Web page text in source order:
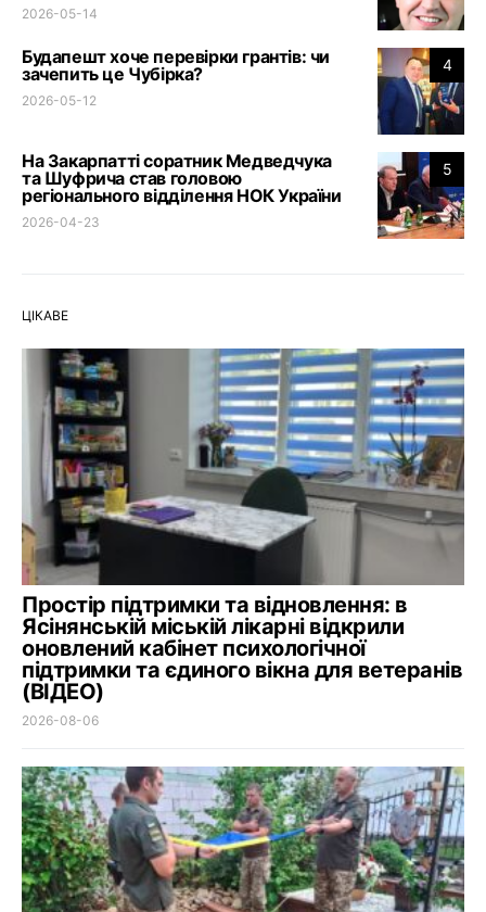
2026-05-14
4
Будапешт хоче перевірки грантів: чи
зачепить це Чубірка?
2026-05-12
5
На Закарпатті соратник Медведчука
та Шуфрича став головою
регіонального відділення НОК України
2026-04-23
ЦІКАВЕ
Простір підтримки та відновлення: в
Ясінянській міській лікарні відкрили
оновлений кабінет психологічної
підтримки та єдиного вікна для ветеранів
(ВІДЕО)
2026-08-06